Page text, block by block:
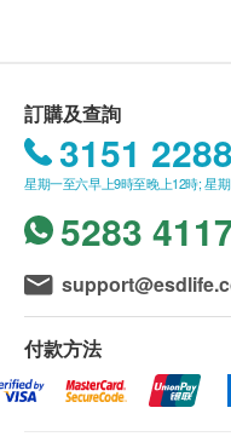
機頂特設輕觸式按
配備兒童鎖，安全
安全標誌/認證:
香港能源效益標籤
產品體積
闊度: 32 厘米
高度: 105 厘米
界的一般地區。
送貨服務不適用於
愉景灣、流浮山、
些偏遠區域或屈臣
送貨費用:
樽裝蒸餾水 : 客戶
升/ 18公升裝蒸餾
水機 : 享免費送貨
訂購及查詢
3151 2288
星期一至六早上9時至晚上12時; 星
5283
付款方法